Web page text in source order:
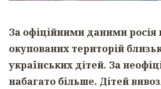
За офіційними даними росія
окупованих територій
українських дітей. За
набагато більше. Дітей